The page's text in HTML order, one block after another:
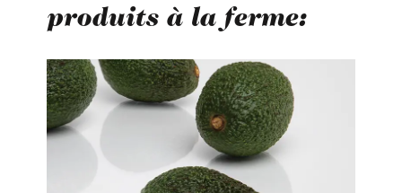
produits à la ferme:
Ignorer la galerie de produits